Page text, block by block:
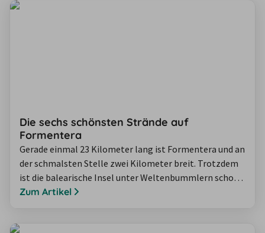
Die sechs schönsten Strände auf
Formentera
Gerade einmal 23 Kilometer lang ist Formentera und an
der schmalsten Stelle zwei Kilometer breit. Trotzdem
ist die balearische Insel unter Weltenbummlern schon
lange kein Geheimtipp mehr. Im Gegensatz zur
Zum Artikel